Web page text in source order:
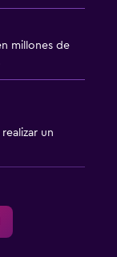
millones de
realizar un